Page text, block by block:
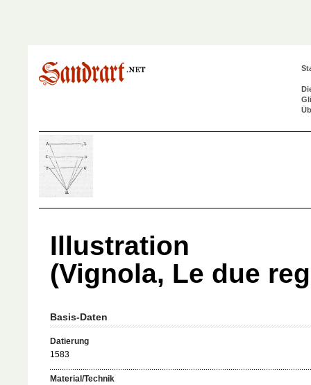
Illustration
(Vignola, Le due
Basis-Daten
Datierung
1583
Material/Technik